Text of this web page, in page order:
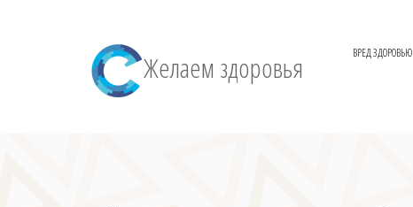
Желаем здоровья ВРЕД ЗДОРОВЬЮ